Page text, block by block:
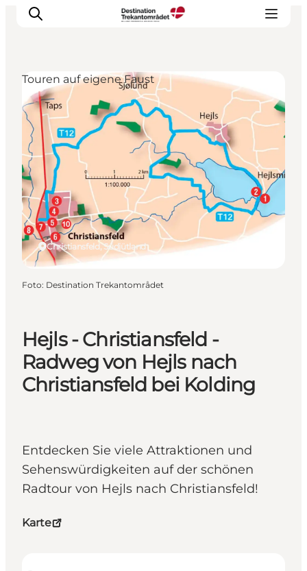
LEGOLAND® Billund Resort
Städte
Erlebnisse
Unterkünfte
Reiseplanung
Tickets
Hejls - Christiansfeld -
Radweg von Hejls nach
Christiansfeld bei Kolding
Entdecken Sie viele Attraktionen und
Sehenswürdigkeiten auf der schönen
Radtour von Hejls nach Christiansfeld!
Karte
Christiansfeld, Südjütland
Touren auf eigene Faust
Foto: Destination Trekantområdet